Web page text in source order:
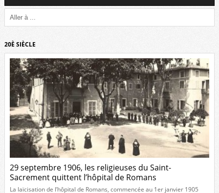
20È SIÈCLE
29 septembre 1906, les religieuses du Saint-
Sacrement quittent l’hôpital de Romans
La laïcisation de l’hôpital de Romans, commencée au 1er janvier 1905